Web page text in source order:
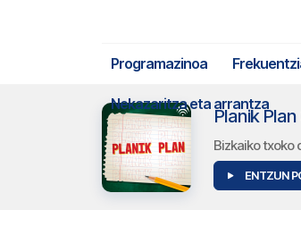
Programazinoa
Nekazaritza eta arrantza
Planik
Bizkaiko
ENTZUN